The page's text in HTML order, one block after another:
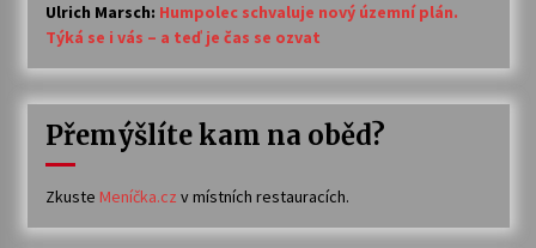
Ulrich Marsch: Humpolec schvaluje nový územní plán.
Týká se i vás – a teď je čas se ozvat
Přemýšlíte kam na oběd?
Zkuste Meníčka.cz v místních restauracích.